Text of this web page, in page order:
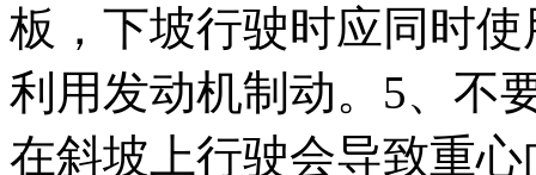
板，下坡行驶时应同时
利用发动机制动。5、不
在斜坡上行驶会导致重